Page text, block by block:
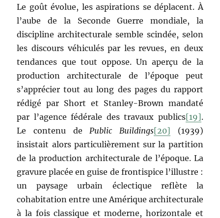
Le goût évolue, les aspirations se déplacent. À
l’aube de la Seconde Guerre mondiale, la
discipline architecturale semble scindée, selon
les discours véhiculés par les revues, en deux
tendances que tout oppose. Un aperçu de la
production architecturale de l’époque peut
s’apprécier tout au long des pages du rapport
rédigé par Short et Stanley-Brown mandaté
par l’agence fédérale des travaux publics[19].
Le contenu dePublic Buildings[20] (1939)
insistait alors particulièrement sur la partition
de la production architecturale de l’époque. La
gravure placée en guise de frontispice l’illustre :
un paysage urbain éclectique reflète la
cohabitation entre une Amérique architecturale
à la fois classique et moderne, horizontale et